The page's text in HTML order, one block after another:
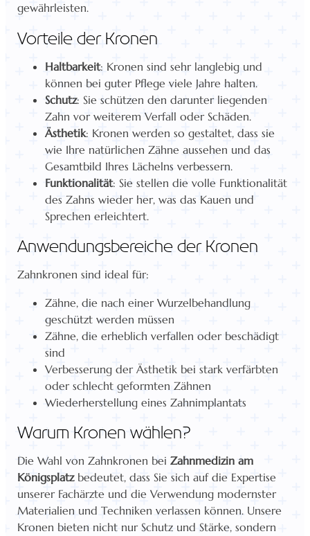
gewährleisten.
Vorteile der Kronen
Haltbarkeit: Kronen sind sehr langlebig und
können bei guter Pflege viele Jahre halten.
Schutz: Sie schützen den darunter liegenden
Zahn vor weiterem Verfall oder Schäden.
Ästhetik: Kronen werden so gestaltet, dass sie
wie Ihre natürlichen Zähne aussehen und das
Gesamtbild Ihres Lächelns verbessern.
Funktionalität: Sie stellen die volle Funktionalität
des Zahns wieder her, was das Kauen und
Sprechen erleichtert.
Anwendungsbereiche der Kronen
Zahnkronen sind ideal für:
Zähne, die nach einer Wurzelbehandlung
geschützt werden müssen
Zähne, die erheblich verfallen oder beschädigt
sind
Verbesserung der Ästhetik bei stark verfärbten
oder schlecht geformten Zähnen
Wiederherstellung eines Zahnimplantats
Warum Kronen wählen?
Die Wahl von Zahnkronen beiZahnmedizin am
Königsplatzbedeutet, dass Sie sich auf die Expertise
unserer Fachärzte und die Verwendung modernster
Materialien und Techniken verlassen können. Unsere
Kronen bieten nicht nur Schutz und Stärke, sondern